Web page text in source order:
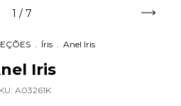
1 / 7
. Íris . Anel Iris
Iris
A03261K